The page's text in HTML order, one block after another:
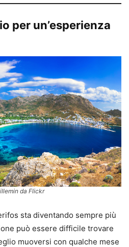
per un’esperienza
da Flickr
sta diventando sempre più
può essere difficile trovare
muoversi con qualche mese